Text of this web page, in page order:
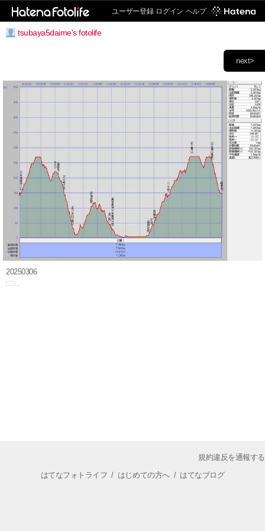
ユーザー登録 ログイン ヘルプ
tsubaya5daime's fotolife
next>
20250306
規約違反を通報する
はてなフォトライフ / はじめての方へ/ はてなブログ